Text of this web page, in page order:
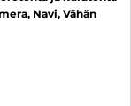
Navi, Vähän